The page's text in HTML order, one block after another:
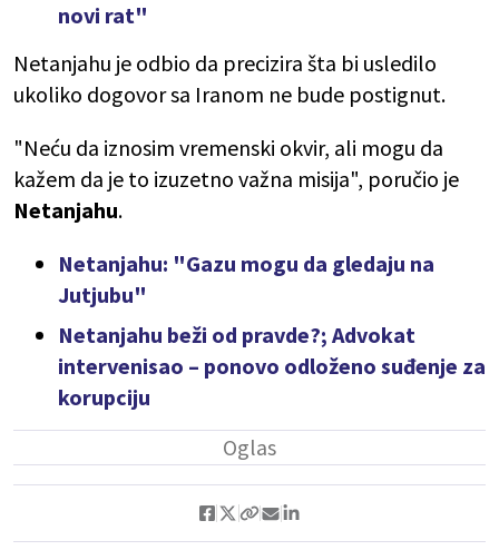
novi rat"
Netanjahu je odbio da precizira šta bi usledilo
ukoliko dogovor sa Iranom ne bude postignut.
"Neću da iznosim vremenski okvir, ali mogu da
kažem da je to izuzetno važna misija", poručio je
Netanjahu.
Netanjahu: "Gazu mogu da gledaju na
Jutjubu"
Netanjahu beži od pravde?; Advokat
intervenisao – ponovo odloženo suđenje za
korupciju